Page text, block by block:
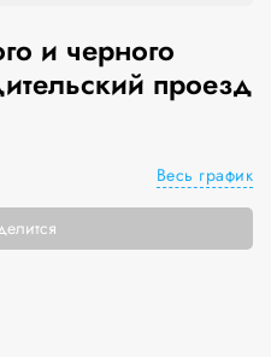
и черного
проезд
Весь график